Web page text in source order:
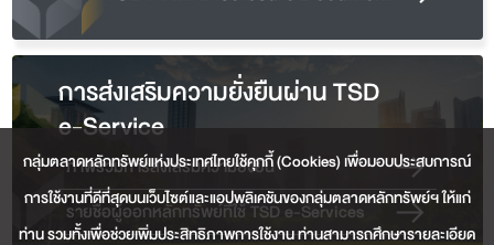
การส่งเสริมความยั่งยืนผ่าน TSD
e-Service
ภาพรวมการส่งเสริมความยั่งยืน
รายชื่อผู้ออกหลักทรัพย์ที่ใช้ TSD e-Services
กลุ่มตลาดหลักทรัพย์แห่งประเทศไทยใช้คุกกี้ (Cookies) เพื่อมอบประสบการณ์
การใช้งานที่ดีที่สุดบนเว็บไซต์และแอปพลิเคชันของกลุ่มตลาดหลักทรัพย์ฯ ให้แก่
ท่าน รวมทั้งเพื่อช่วยเพิ่มประสิทธิภาพการใช้งาน ท่านสามารถศึกษารายละเอียด